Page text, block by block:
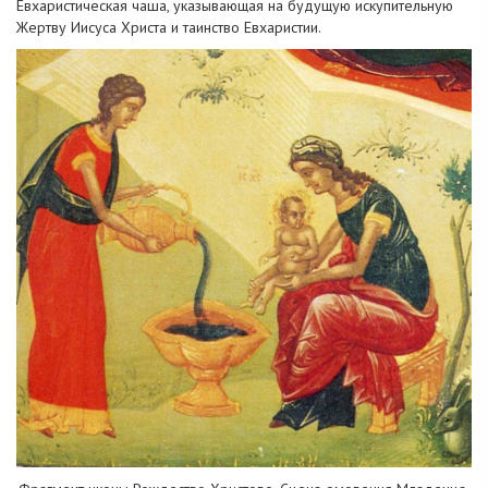
Евхаристическая чаша, указывающая на будущую искупительную
Жертву Иисуса Христа и таинство Евхаристии.